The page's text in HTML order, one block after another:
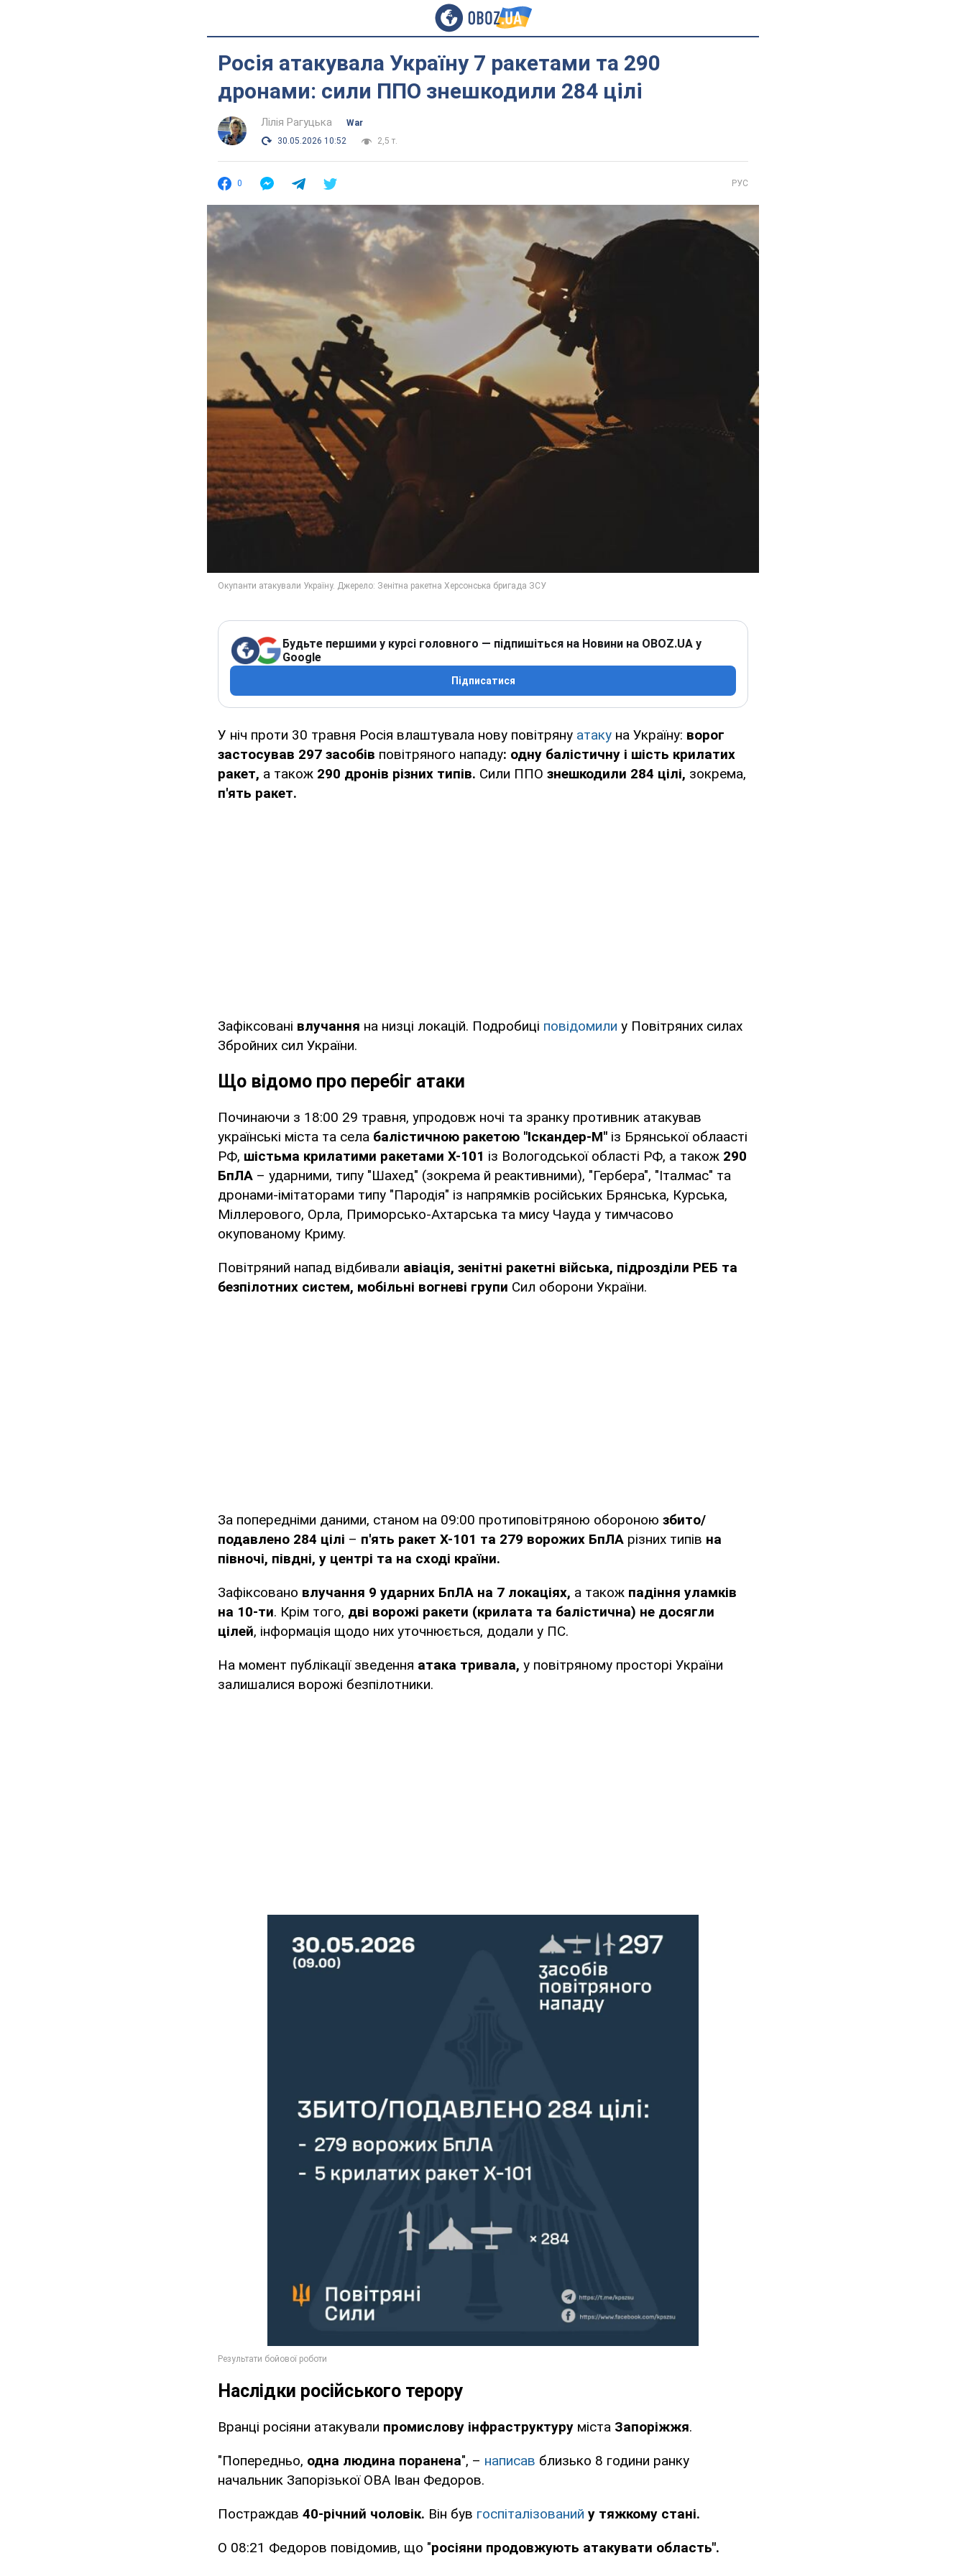
Росія атакувала Україну 7 ракетами та 290
дронами: сили ППО знешкодили 284 цілі
Лілія Рагуцька
War
30.05.2026 10:52
2,5 т.
0 РУС
Будьте першими у курсі головного — підпишіться на Новини на OBOZ.UA у
Google
Підписатися
У ніч проти 30 травня Росія влаштувала нову повітряну атаку на Україну: ворог
застосував 297 засобів повітряного нападу: одну балістичну і шість крилатих
ракет, а також 290 дронів різних типів. Сили ППО знешкодили 284 цілі, зокрема,
п'ять ракет.
Зафіксовані влучання на низці локацій. Подробиці повідомили у Повітряних силах
Збройних сил України.
Що відомо про перебіг атаки
Починаючи з 18:00 29 травня, упродовж ночі та зранку противник атакував
українські міста та села балістичною ракетою "Іскандер-М" із Брянської облаасті
РФ, шістьма крилатими ракетами Х-101 із Вологодської області РФ, а також 290
БпЛА – ударними, типу "Шахед" (зокрема й реактивними), "Гербера", "Італмас" та
дронами-імітаторами типу "Пародія" із напрямків російських Брянська, Курська,
Міллерового, Орла, Приморсько-Ахтарська та мису Чауда у тимчасово
окупованому Криму.
Повітряний напад відбивали авіація, зенітні ракетні війська, підрозділи РЕБ та
безпілотних систем, мобільні вогневі групи Сил оборони України.
За попередніми даними, станом на 09:00 протиповітряною обороною збито/
подавлено 284 цілі – п'ять ракет Х-101 та 279 ворожих БпЛА різних типів на
півночі, півдні, у центрі та на сході країни.
Зафіксовано влучання 9 ударних БпЛА на 7 локаціях, а також падіння уламків
на 10-ти. Крім того, дві ворожі ракети (крилата та балістична) не досягли
цілей, інформація щодо них уточнюється, додали у ПС.
На момент публікації зведення атака тривала, у повітряному просторі України
залишалися ворожі безпілотники.
Наслідки російського терору
Вранці росіяни атакували промислову інфраструктуру міста Запоріжжя.
"Попередньо, одна людина поранена", – написав близько 8 години ранку
начальник Запорізької ОВА Іван Федоров.
Постраждав 40-річний чоловік. Він був госпіталізований у тяжкому стані.
О 08:21 Федоров повідомив, що "росіяни продовжують атакувати область".